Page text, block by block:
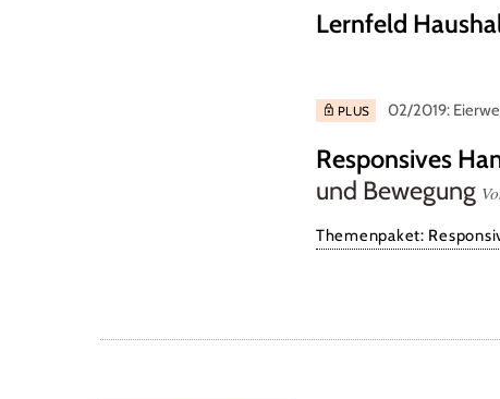
Lernfeld
PLUS 02/2019:
Responsives
und Bewegung
Themenpaket: